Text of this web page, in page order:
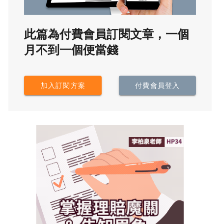
此篇為付費會員訂閱文章，一個
月不到一個便當錢
加入訂閱方案 付費會員登入